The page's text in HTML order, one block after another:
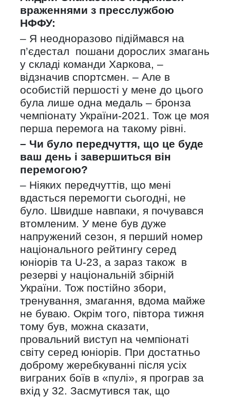
враженнями з пресслужбою
НФФУ:
– Я неодноразово підіймався на
п’єдестал пошани дорослих змагань
у складі команди Харкова, –
відзначив спортсмен. – Але в
особистій першості у мене до цього
була лише одна медаль – бронза
чемпіонату України-2021. Тож це моя
перша перемога на такому рівні.
– Чи було передчуття, що це буде
ваш день і завершиться він
перемогою?
– Ніяких передчуттів, що мені
вдасться перемогти сьогодні, не
було. Швидше навпаки, я почувався
втомленим. У мене був дуже
напружений сезон, я перший номер
національного рейтингу серед
юніорів та U-23, а зараз також в
резерві у національній збірній
України. Тож постійно збори,
тренування, змагання, вдома майже
не буваю. Окрім того, півтора тижня
тому був, можна сказати,
провальний виступ на чемпіонаті
світу серед юніорів. При достатньо
доброму жеребкуванні після усіх
виграних боїв в «пулі», я програв за
вхід у 32. Засмутився так, що